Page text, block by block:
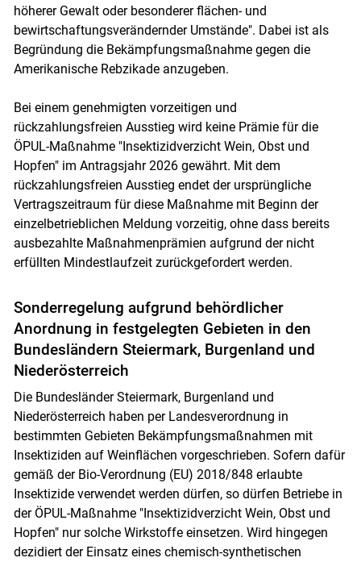
höherer Gewalt oder besonderer flächen- und
bewirtschaftungsverändernder Umstände". Dabei ist als
Begründung die Bekämpfungsmaßnahme gegen die
Amerikanische Rebzikade anzugeben.
Bei einem genehmigten vorzeitigen und
rückzahlungsfreien Ausstieg wird keine Prämie für die
ÖPUL-Maßnahme "Insektizidverzicht Wein, Obst und
Hopfen" im Antragsjahr 2026 gewährt. Mit dem
rückzahlungsfreien Ausstieg endet der ursprüngliche
Vertragszeitraum für diese Maßnahme mit Beginn der
einzelbetrieblichen Meldung vorzeitig, ohne dass bereits
ausbezahlte Maßnahmenprämien aufgrund der nicht
erfüllten Mindestlaufzeit zurückgefordert werden.
Sonderregelung aufgrund behördlicher
Anordnung in festgelegten Gebieten in den
Bundesländern Steiermark, Burgenland und
Niederösterreich
Die Bundesländer Steiermark, Burgenland und
Niederösterreich haben per Landesverordnung in
bestimmten Gebieten Bekämpfungsmaßnahmen mit
Insektiziden auf Weinflächen vorgeschrieben. Sofern dafür
gemäß der Bio-Verordnung (EU) 2018/848 erlaubte
Insektizide verwendet werden dürfen, so dürfen Betriebe in
der ÖPUL-Maßnahme "Insektizidverzicht Wein, Obst und
Hopfen" nur solche Wirkstoffe einsetzen. Wird hingegen
dezidiert der Einsatz eines chemisch-synthetischen